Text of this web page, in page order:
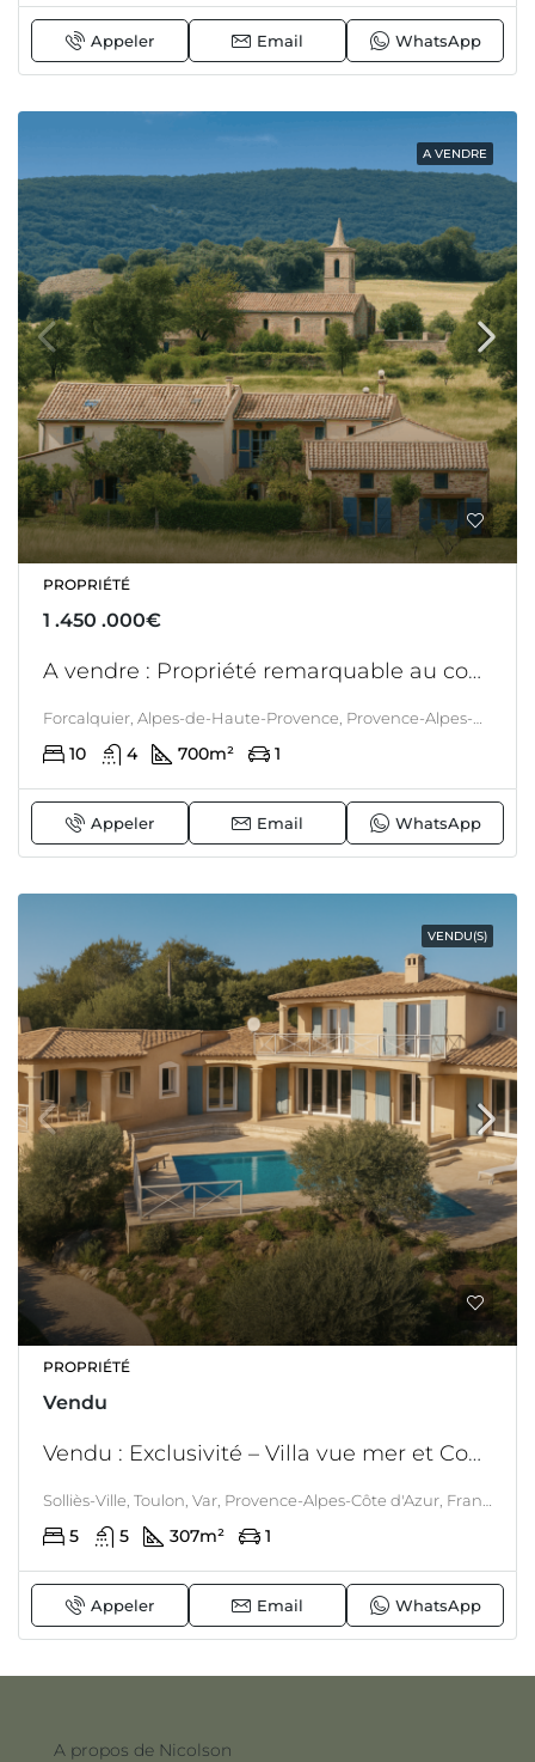
Appeler Email WhatsApp
A VENDRE
PROPRIÉTÉ
1 .450 .000€
A vendre : Propriété remarquable au coeur du Luberon authentique, proche de Forcalquier – Idéal pour mix habitation et chambres d’hôtes – piscine – 3 logements – possibilité d’achat de parcelles agricoles de 20HA
10 4 700m² 1
Appeler Email WhatsApp
VENDU(S)
PROPRIÉTÉ
Vendu
Vendu : Exclusivité – Villa vue mer et Coudon aux portes de Toulon
5 5 307m² 1
Appeler Email WhatsApp
A propos de Nicolson